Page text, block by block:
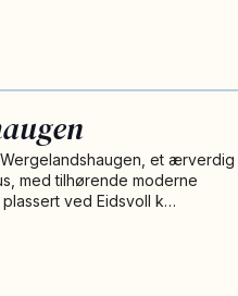
et ærverdig
med tilhørende moderne
ved Eidsvoll k…